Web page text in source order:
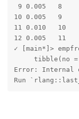
9 0.005   8
10 0.005   9
11 0.010   10
12 0.005   11
✓ [main*]>
tibble(no
Error: Internal
Run